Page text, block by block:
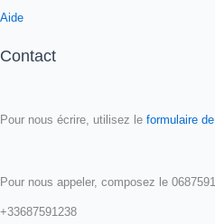
Aide
Contact
Pour nous écrire, utilisez le formulaire
Pour nous appeler, composez le
+33687591238